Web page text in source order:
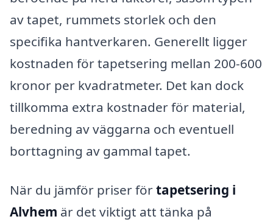
av tapet, rummets storlek och den
specifika hantverkaren. Generellt ligger
kostnaden för tapetsering mellan 200-600
kronor per kvadratmeter. Det kan dock
tillkomma extra kostnader för material,
beredning av väggarna och eventuell
borttagning av gammal tapet.
När du jämför priser förtapetsering i
Alvhem är det viktigt att tänka på